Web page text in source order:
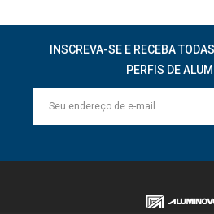
INSCREVA-SE E RECEBA
PERFIS DE